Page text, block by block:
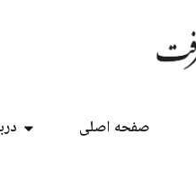
صفحه اصلی